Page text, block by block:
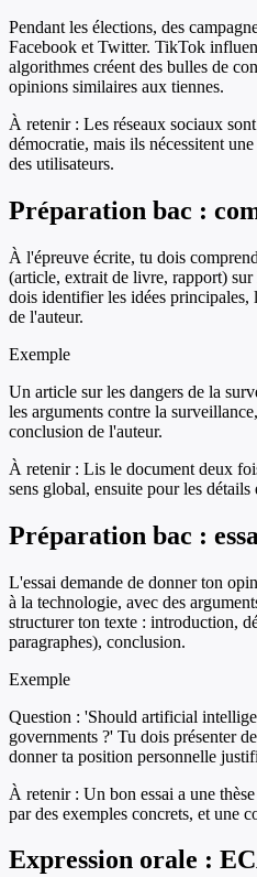
Pendant les élections, des
Facebook et Twitter. TikTok
algorithmes créent des bulles de
opinions similaires aux tiennes.
À retenir : Les réseaux sociaux
démocratie, mais ils nécessitent
des utilisateurs.
Préparation bac :
À l'épreuve écrite, tu dois
(article, extrait de livre, rapport)
dois identifier les idées principales,
de l'auteur.
Exemple
Un article sur les dangers de la
les arguments contre la
conclusion de l'auteur.
À retenir : Lis le document deux
sens global, ensuite pour les détails
Préparation bac :
L'essai demande de donner ton
à la technologie, avec des
structurer ton texte : introduction,
paragraphes), conclusion.
Exemple
Question : 'Should artificial
governments ?' Tu dois présenter
donner ta position personnelle
À retenir : Un bon essai a une
par des exemples concrets, et une
Expression orale :